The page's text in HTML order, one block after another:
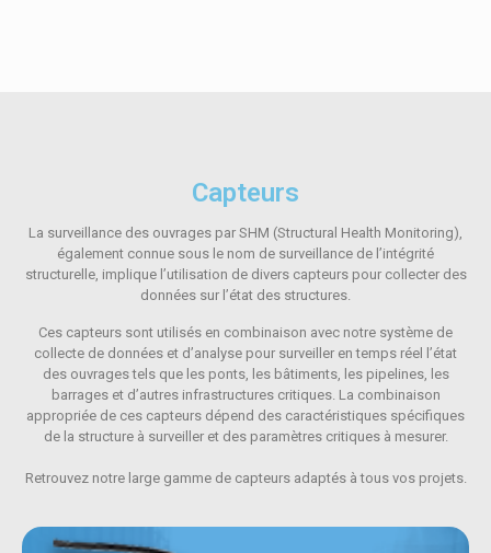
Capteurs
La surveillance des ouvrages par SHM (Structural Health Monitoring),
également connue sous le nom de surveillance de l’intégrité
structurelle, implique l’utilisation de divers capteurs pour collecter des
données sur l’état des structures.
Ces capteurs sont utilisés en combinaison avec notre système de
collecte de données et d’analyse pour surveiller en temps réel l’état
des ouvrages tels que les ponts, les bâtiments, les pipelines, les
barrages et d’autres infrastructures critiques. La combinaison
appropriée de ces capteurs dépend des caractéristiques spécifiques
de la structure à surveiller et des paramètres critiques à mesurer.
Retrouvez notre large gamme de capteurs adaptés à tous vos projets.